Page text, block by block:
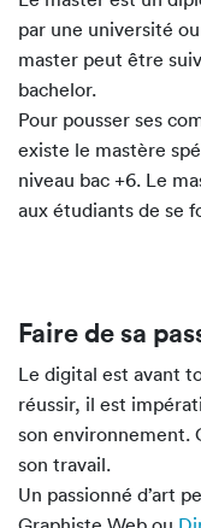
par une université
master peut être
bachelor.
Pour pousser ses
existe le mastère
niveau bac +6. Le
aux étudiants de se
Faire de sa
Le digital est avant
réussir, il est
son environnement.
son travail.
Un passionné d’art